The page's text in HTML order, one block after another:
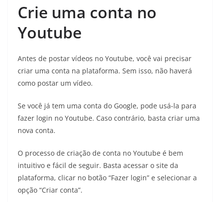
Crie uma conta no
Youtube
Antes de postar vídeos no Youtube, você vai precisar
criar uma conta na plataforma. Sem isso, não haverá
como postar um vídeo.
Se você já tem uma conta do Google, pode usá-la para
fazer login no Youtube. Caso contrário, basta criar uma
nova conta.
O processo de criação de conta no Youtube é bem
intuitivo e fácil de seguir. Basta acessar o site da
plataforma, clicar no botão “Fazer login” e selecionar a
opção “Criar conta”.